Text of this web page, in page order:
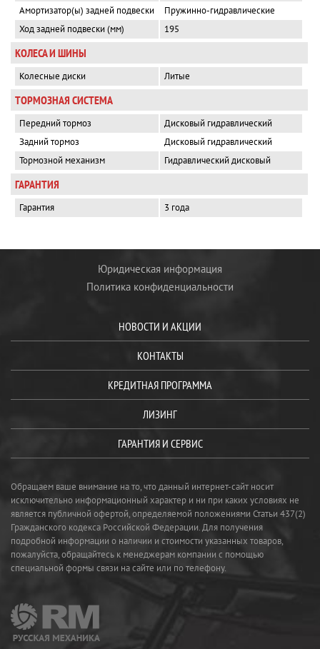
Амортизатор(ы) задней подвески
Пружинно-гидравлические
Ход задней подвески (мм)
195
КОЛЕСА И ШИНЫ
Колесные диски Литые
ТОРМОЗНАЯ СИСТЕМА
Передний тормоз
Дисковый гидравлический
Задний тормоз
Дисковый гидравлический
Тормозной механизм
Гидравлический дисковый
ГАРАНТИЯ
Гарантия 3 года
Юридическая информация
Политика конфиденциальности
НОВОСТИ И АКЦИИ
КОНТАКТЫ
КРЕДИТНАЯ ПРОГРАММА
ЛИЗИНГ
ГАРАНТИЯ И СЕРВИС
Обращаем ваше внимание на то, что данный интернет-сайт носит
исключительно информационный характер и ни при каких условиях не
является публичной офертой, определяемой положениями Статьи 437(2)
Гражданского кодекса Российской Федерации. Для получения
подробной информации о наличии и стоимости указанных товаров,
пожалуйста, обращайтесь к менеджерам компании с помощью
специальной формы связи на сайте или по телефону.